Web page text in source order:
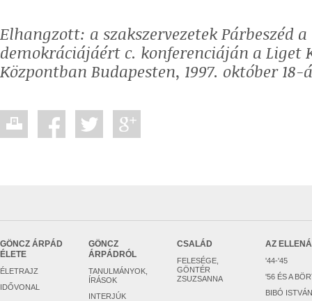
Elhangzott: a szakszervezetek Párbeszéd
demokráciájáért c. konferenciáján a Liget
Központban Budapesten, 1997. október 18-
GÖNCZ ÁRPÁD
ÉLETE
ÉLETRAJZ
IDŐVONAL
GÖNCZ
ÁRPÁDRÓL
TANULMÁNYOK,
ÍRÁSOK
INTERJÚK
CSALÁD
FELESÉGE,
GÖNTÉR
ZSUZSANNA
AZ
'44-'45
'56 ÉS A
BIBÓ